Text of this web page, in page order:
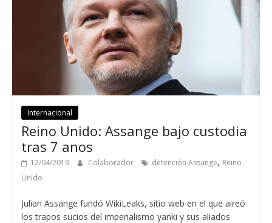
Internacional
Reino Unido: Assange bajo custodia
tras 7 anos
12/04/2019 Colaborador detención Assange, Reino
Unido
Julian Assange fundó WikiLeaks, sitio web en el que aireó
los trapos sucios del imperialismo yanki y sus aliados